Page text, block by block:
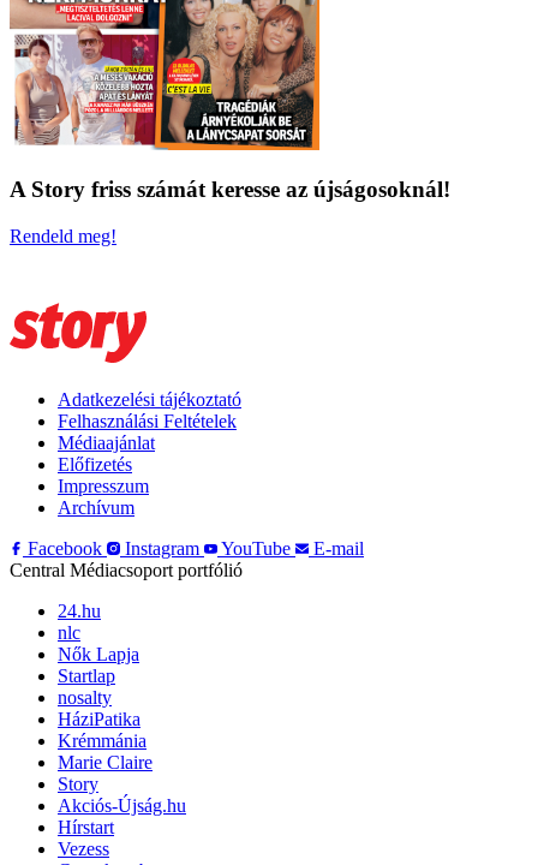
A Story friss számát keresse az újságosoknál!
Rendeld meg!
Adatkezelési tájékoztató
Felhasználási Feltételek
Médiaajánlat
Előfizetés
Impresszum
Archívum
Facebook
Instagram YouTube
E-mail
Central Médiacsoport portfólió
24.hu
nlc
Nők Lapja
Startlap
nosalty
HáziPatika
Krémmánia
Marie Claire
Story
Akciós-Újság.hu
Hírstart
Vezess